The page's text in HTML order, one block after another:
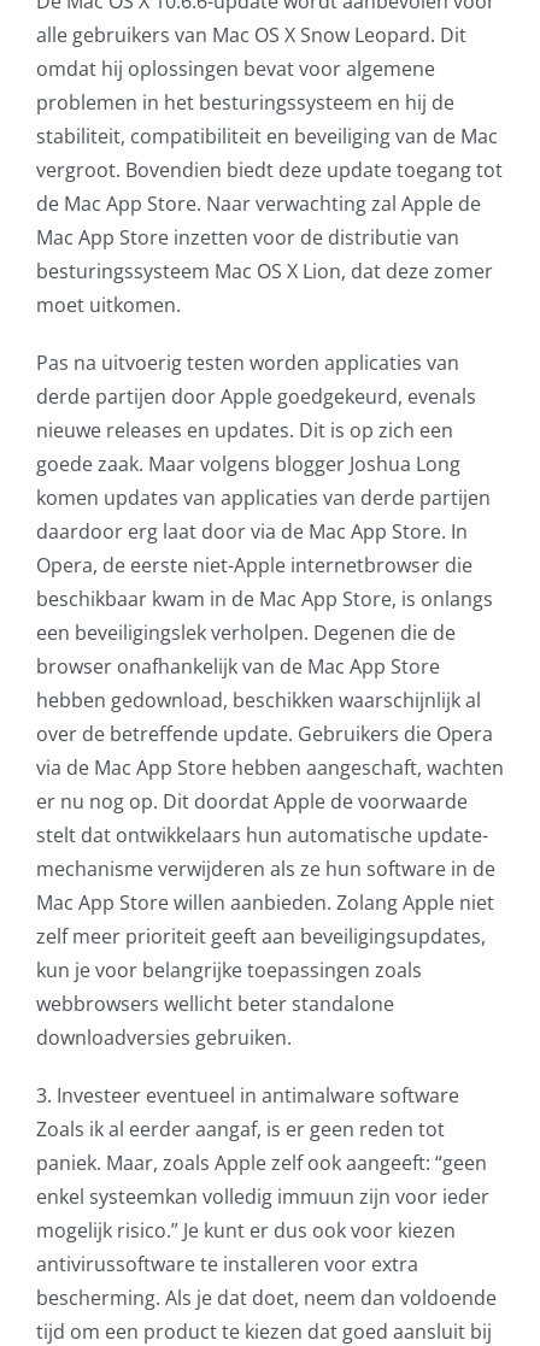
alle gebruikers van Mac OS X Snow Leopard. Dit
omdat hij oplossingen bevat voor algemene
problemen in het besturingssysteem en hij de
stabiliteit, compatibiliteit en beveiliging van de Mac
vergroot. Bovendien biedt deze update toegang tot
de Mac App Store. Naar verwachting zal Apple de
Mac App Store inzetten voor de distributie van
besturingssysteem Mac OS X Lion, dat deze zomer
moet uitkomen.
Pas na uitvoerig testen worden applicaties van
derde partijen door Apple goedgekeurd, evenals
nieuwe releases en updates. Dit is op zich een
goede zaak. Maar volgens blogger Joshua Long
komen updates van applicaties van derde partijen
daardoor erg laat door via de Mac App Store. In
Opera, de eerste niet-Apple internetbrowser die
beschikbaar kwam in de Mac App Store, is onlangs
een beveiligingslek verholpen. Degenen die de
browser onafhankelijk van de Mac App Store
hebben gedownload, beschikken waarschijnlijk al
over de betreffende update. Gebruikers die Opera
via de Mac App Store hebben aangeschaft, wachten
er nu nog op. Dit doordat Apple de voorwaarde
stelt dat ontwikkelaars hun automatische update-
mechanisme verwijderen als ze hun software in de
Mac App Store willen aanbieden. Zolang Apple niet
zelf meer prioriteit geeft aan beveiligingsupdates,
kun je voor belangrijke toepassingen zoals
webbrowsers wellicht beter standalone
downloadversies gebruiken.
3. Investeer eventueel in antimalware software
Zoals ik al eerder aangaf, is er geen reden tot
paniek. Maar, zoals Apple zelf ook aangeeft: “geen
enkel systeemkan volledig immuun zijn voor ieder
mogelijk risico.” Je kunt er dus ook voor kiezen
antivirussoftware te installeren voor extra
bescherming. Als je dat doet, neem dan voldoende
tijd om een product te kiezen dat goed aansluit bij